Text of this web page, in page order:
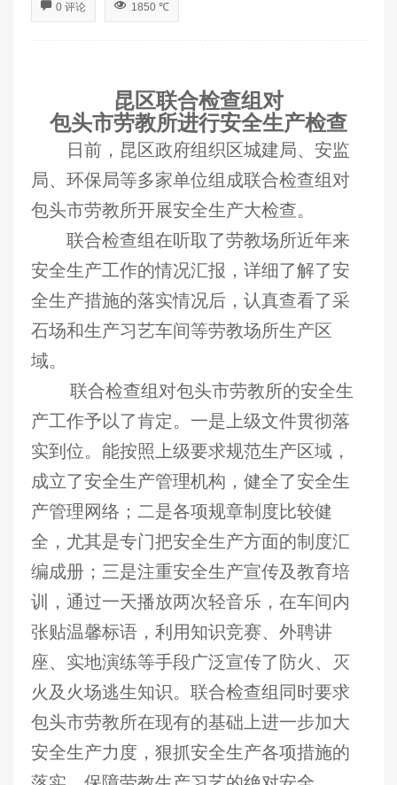
0 评论 1850 ℃
昆区联合检查组对
包头市劳教所进行安全生产检查
日前，昆区政府组织区城建局、安监
局、环保局等多家单位组成联合检查组对
包头市劳教所开展安全生产大检查。
联合检查组在听取了劳教场所近年来
安全生产工作的情况汇报，详细了解了安
全生产措施的落实情况后，认真查看了采
石场和生产习艺车间等劳教场所生产区
域。
联合检查组对包头市劳教所的安全生
产工作予以了肯定。一是上级文件贯彻落
实到位。能按照上级要求规范生产区域，
成立了安全生产管理机构，健全了安全生
产管理网络；二是各项规章制度比较健
全，尤其是专门把安全生产方面的制度汇
编成册；三是注重安全生产宣传及教育培
训，通过一天播放两次轻音乐，在车间内
张贴温馨标语，利用知识竞赛、外聘讲
座、实地演练等手段广泛宣传了防火、灭
火及火场逃生知识。联合检查组同时要求
包头市劳教所在现有的基础上进一步加大
安全生产力度，狠抓安全生产各项措施的